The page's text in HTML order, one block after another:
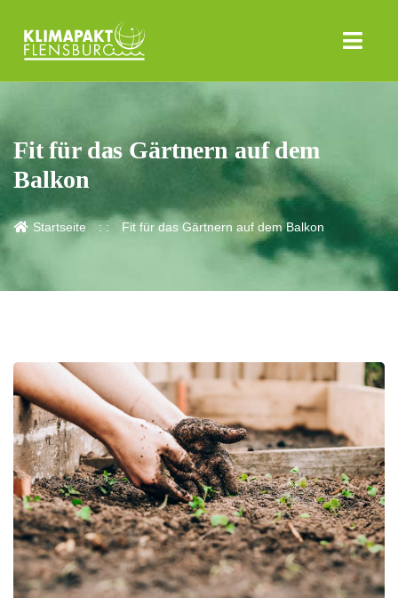
Fit für das Gärtnern auf dem
Balkon
Startseite Fit für das Gärtnern auf dem Balkon